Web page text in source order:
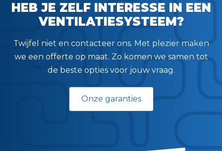
HEB JE ZELF INTERESSE IN EEN
VENTILATIESYSTEEM?
Twijfel niet en contacteer ons. Met plezier maken
we een offerte op maat. Zo komen we samen tot
de beste opties voor jouw vraag.
Onze garanties